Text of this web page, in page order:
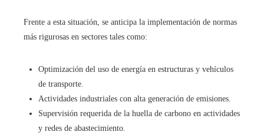
Frente a esta situación, se anticipa la implementación de normas
más rigurosas en sectores tales como:
Optimización del uso de energía en estructuras y vehículos
de transporte.
Actividades industriales con alta generación de emisiones.
Supervisión requerida de la huella de carbono en actividades
y redes de abastecimiento.